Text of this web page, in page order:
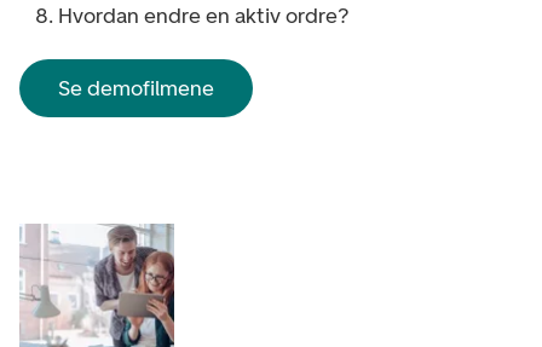
Hvordan endre en aktiv ordre?
Se demofilmene